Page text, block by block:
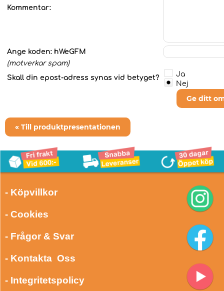
Kommentar:
Ange koden: hWeGFM
(motverkar spam)
Skall din epost-adress synas vid betyget?
Ja
Nej
Ge ditt
« Till produktpresentationen
- Köpvillkor
- Cookies
- Frågor & Svar
- Kontakta Oss
- Integritetspolicy